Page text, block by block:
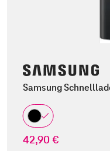
Samsung
42,90 €